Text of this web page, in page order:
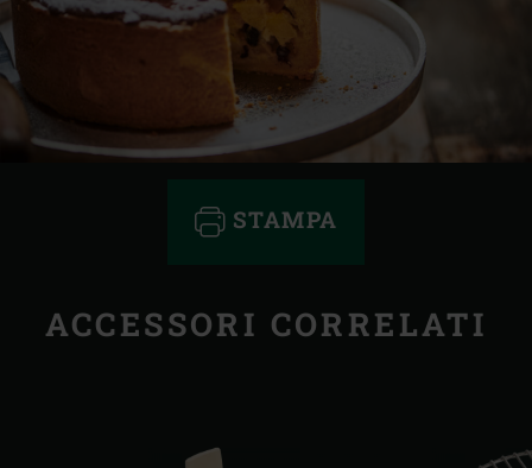
STAMPA
ACCESSORI CORRELATI